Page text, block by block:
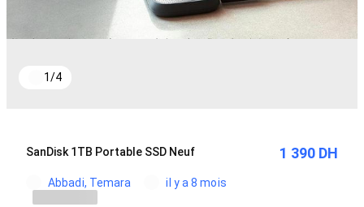
1/4
SanDisk 1TB Portable SSD Neuf 1 390 DH
Abbadi, Temara il y a 8 mois